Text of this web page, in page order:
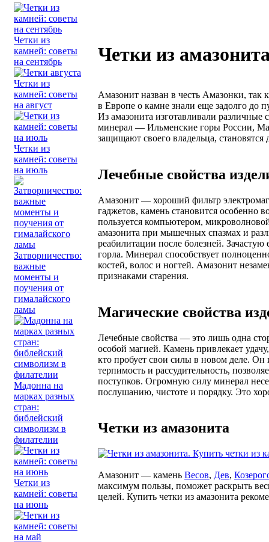
Четки из
камней: советы
на сентябрь
Четки из
камней: советы
на август
Четки из
камней: советы
на июль
Затворничество:
важные
моменты и
поучения от
гималайского
ламы
Мадонна на
марках разных
стран:
библейский
символизм в
филателии
Четки из
камней: советы
на июнь
Четки из
Амазонит назван в честь Амазонки, так
в Европе о камне знали еще задолго до
Из амазонита изготавливали различные
минерал — Ильменские горы России,
защищают своего владельца,
Лечебные свойства
Амазонит — хороший фильтр
гаджетов, камень становится особенно
пользуется компьютером,
амазонита при мышечных спазмах и
реабилитации после болезней.
горла. Минерал способствует
костей, волос и ногтей. Амазонит
признаками старения.
Магические свойства
Лечебные свойства — это лишь одна
особой магией. Камень привлекает
кто пробует свои силы в новом деле.
терпимость и рассудительность,
поступков. Огромную силу минерал
послушанию, чистоте и порядку. Это
Четки из амазонита
Амазонит — камень Весов, Дев,
максимум пользы, поможет раскрыть
целей. Купить четки из амазонита